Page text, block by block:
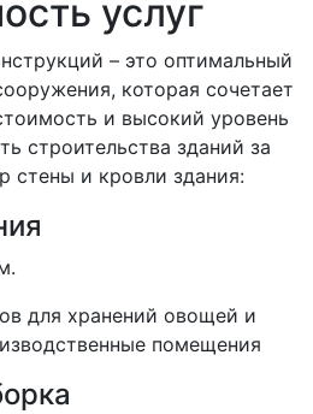
услуг
– это оптимальный
которая сочетает
и высокий уровень
строительства зданий за
стены и кровли здания:
для хранений овощей и
помещения